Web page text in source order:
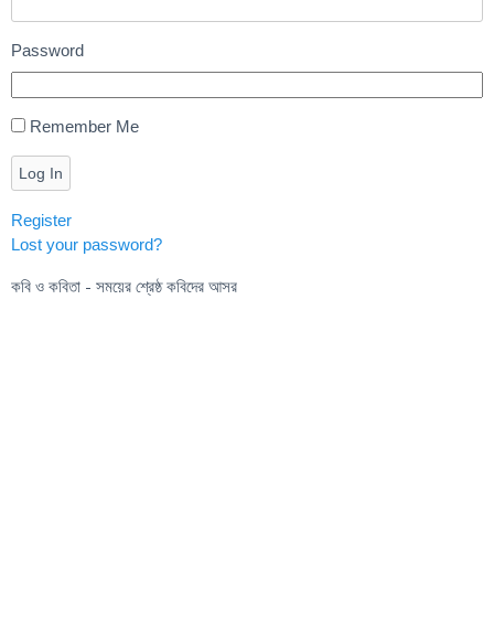
Password
Remember Me
Log In
Register
Lost your password?
কবি ও কবিতা - সময়ের শ্রেষ্ঠ কবিদের আসর